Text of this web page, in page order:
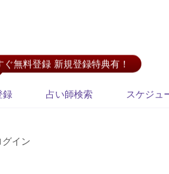
ぐ無料登録 新規登録特典有！
録 占い師検索 スケジュ
イン